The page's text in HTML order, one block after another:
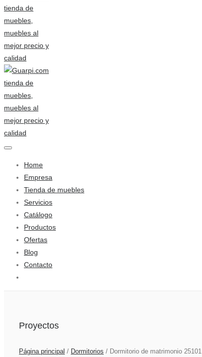
Home
Empresa
Tienda de muebles
Servicios
Catálogo
Productos
Ofertas
Blog
Contacto
Proyectos
Página principal / Dormitorios / Dormitorio de matrimonio 25101